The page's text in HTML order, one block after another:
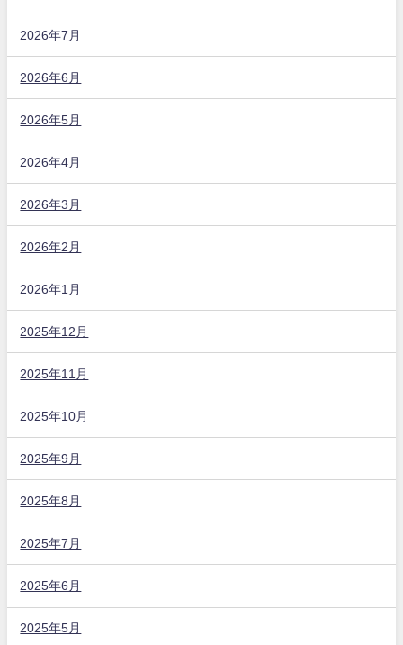
2026年7月
2026年6月
2026年5月
2026年4月
2026年3月
2026年2月
2026年1月
2025年12月
2025年11月
2025年10月
2025年9月
2025年8月
2025年7月
2025年6月
2025年5月